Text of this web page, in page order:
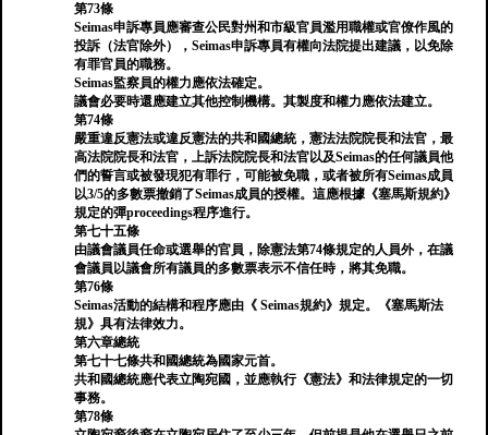
第73條
Seimas申訴專員應審查公民對州和市級官員濫用職權或官僚作風的
投訴（法官除外），Seimas申訴專員有權向法院提出建議，以免除
有罪官員的職務。
Seimas監察員的權力應依法確定。
議會必要時還應建立其他控制機構。其製度和權力應依法建立。
第74條
嚴重違反憲法或違反憲法的共和國總統，憲法法院院長和法官，最
高法院院長和法官，上訴法院院長和法官以及Seimas的任何議員他
們的誓言或被發現犯有罪行，可能被免職，或者被所有Seimas成員
以3/5的多數票撤銷了Seimas成員的授權。這應根據《塞馬斯規約》
規定的彈proceedings程序進行。
第七十五條
由議會議員任命或選舉的官員，除憲法第74條規定的人員外，在議
會議員以議會所有議員的多數票表示不信任時，將其免職。
第76條
Seimas活動的結構和程序應由《 Seimas規約》規定。《塞馬斯法
規》具有法律效力。
第六章總統
第七十七條共和國總統為國家元首。
共和國總統應代表立陶宛國，並應執行《憲法》和法律規定的一切
事務。
第78條